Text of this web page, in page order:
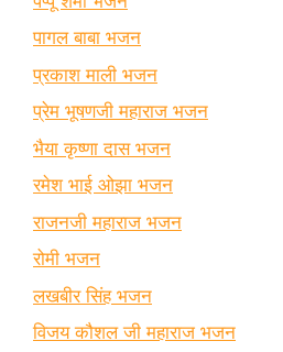
पागल बाबा भजन
प्रकाश माली भजन
प्रेम भूषणजी महाराज भजन
भैया कृष्णा दास भजन
रमेश भाई ओझा भजन
राजनजी महाराज भजन
रोमी भजन
लखबीर सिंह भजन
विजय कौशल जी महाराज भजन